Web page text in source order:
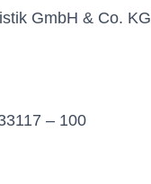
GmbH & Co. KG
– 100